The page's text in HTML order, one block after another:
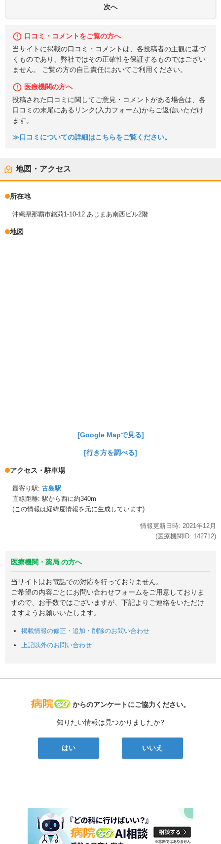
口コミ・コメントをご覧の方へ
当サイトに掲載の口コミ・コメントは、各投稿者の主観に基づ
くものであり、弊社ではその正確性を保証するものではござい
ません。 ご覧の方の自己責任においてご利用ください。
医療機関の方へ
投稿された口コミに関してご意見・コメントがある場合は、各
口コミの末尾にあるリンク(入力フォーム)からご返信いただけ
ます。
≫口コミについての詳細はこちらをご覧ください。
地図・アクセス
所在地
沖縄県那覇市銘苅1-10-12 あじまあ南西ビル2階
地図
[Google Mapで見る]
[行き方を調べる]
アクセス・駐車場
最寄り駅: 古島駅
直線距離: 駅から西に約340m
(この情報は経緯度情報を元に生成しています)
情報更新日時: 2021年12月
(医療機関ID: 142712)
医療機関・薬局 の方へ
当サイトはお電話での対応を行っておりません。
ご希望の内容ごとにお問い合わせフォームをご用意しておりま
すので、お手数ではございますが、下記よりご連絡をいただけ
ますようお願いいたします。
掲載情報の修正・追加・削除のお問い合わせ
上記以外のお問い合わせ
病院なび
からのアンケートにご協力ください。
知りたい情報は見つかりましたか?
はい いいえ